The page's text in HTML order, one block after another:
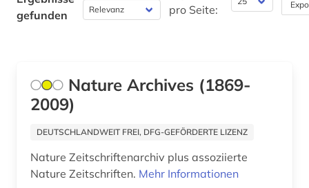
gefunden
pro Seite:
Nature Archives (1869-
2009)
DEUTSCHLANDWEIT FREI, DFG-GEFÖRDERTE LIZENZ
Nature Zeitschriftenarchiv plus assoziierte
Nature Zeitschriften. Mehr Informationen